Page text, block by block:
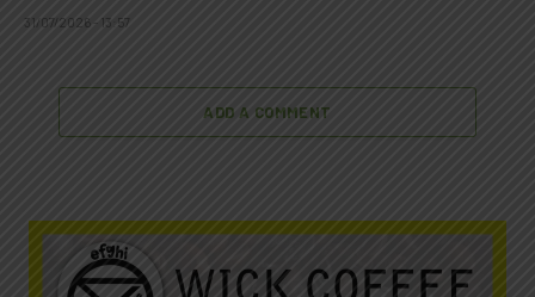
31/07/2026 - 13:57
ADD A COMMENT